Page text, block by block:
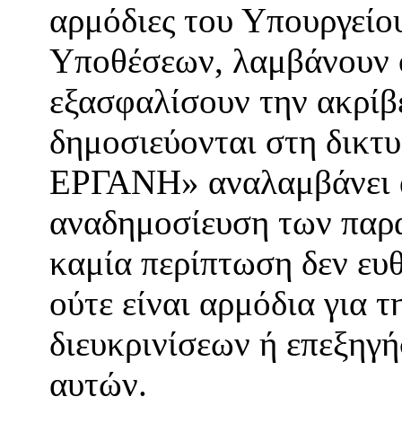
αρμόδιες του
Υποθέσεων, λαμβάνουν
εξασφαλίσουν την
δημοσιεύονται στη
ΕΡΓΑΝΗ» αναλαμβάνει
αναδημοσίευση των
καμία περίπτωση δεν
ούτε είναι αρμόδια για
διευκρινίσεων ή
αυτών.